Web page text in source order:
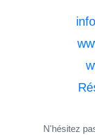
N'hésitez